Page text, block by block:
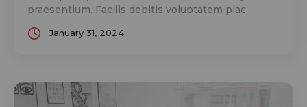
praesentium. Facilis debitis voluptatem plac
January 31, 2024